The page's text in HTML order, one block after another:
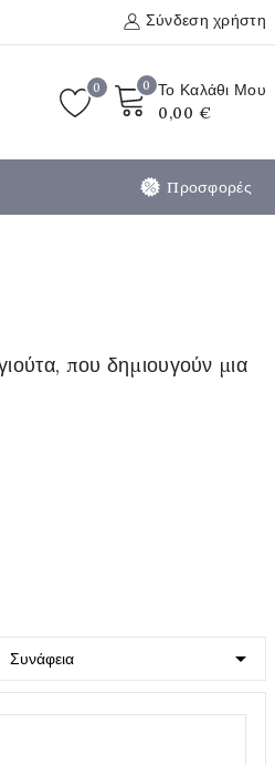
Σύνδεση χρήστη
0 Το Καλάθι Μου
0,00 €
0
Προσφορές
που δημιουγούν μια
Συνάφεια 